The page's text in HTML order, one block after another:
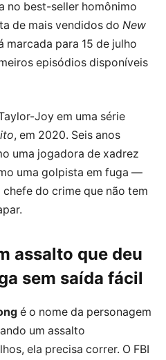
no best-seller homônimo
de mais vendidos do New
marcada para 15 de julho
episódios disponíveis
Joy em uma série
, em 2020. Seis anos
uma jogadora de xadrez
uma golpista em fuga —
do crime que não tem
assalto que deu
sem saída fácil
é o nome da personagem
um assalto
ela precisa correr. O FBI